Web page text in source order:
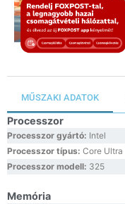
MŰSZAKI ADATOK
Processzor
Processzor gyártó: Intel
Processzor típus: Core Ultra
Processzor modell: 325
Memória